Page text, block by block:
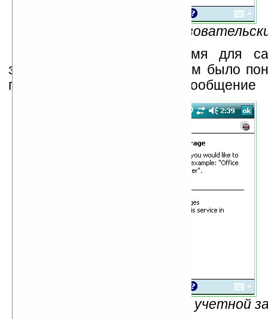
Рис.10 — а также
Затем придумываем имя для
записи, чтобы в дальнейшем было
почтовом ящике готовится сообщение
Рис.11 — Название учетной